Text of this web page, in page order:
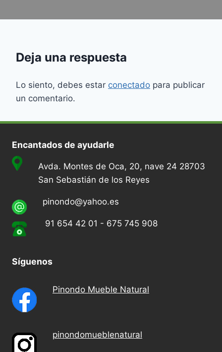
Deja una respuesta
Lo siento, debes estar conectado para publicar
un comentario.
Encantados de ayudarle
Avda. Montes de Oca, 20, nave 24 28703
San Sebastián de los Reyes
pinondo@yahoo.es
91 654 42 01 - 675 745 908
Síguenos
Pinondo Mueble Natural
pinondomueblenatural